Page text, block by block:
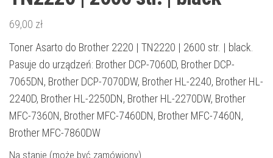
69,00 zł
Toner Asarto do Brother 2220 | TN2220 | 2600 str. | black.
Pasuje do urządzeń: Brother DCP-7060D, Brother DCP-
7065DN, Brother DCP-7070DW, Brother HL-2240, Brother HL-
2240D, Brother HL-2250DN, Brother HL-2270DW, Brother
MFC-7360N, Brother MFC-7460DN, Brother MFC-7460N,
Brother MFC-7860DW
Na stanie (może być zamówiony)